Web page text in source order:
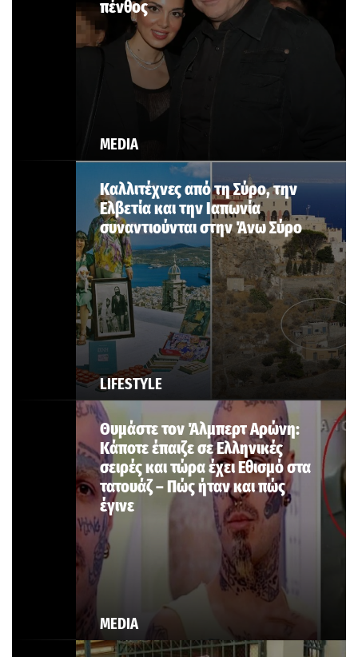
MEDIA
πένθος
LIFESTYLE
Καλλιτέχνες από τη Σύρο, την
Ελβετία και την Ιαπωνία
συναντιούνται στην Άνω Σύρο
MEDIA
Θυμάστε τον Άλμπερτ Αρώνη:
Κάποτε έπαιζε σε Ελληνικές
σειρές και τώρα έχει Εθισμό στα
τατουάζ – Πώς ήταν και πώς
έγινε